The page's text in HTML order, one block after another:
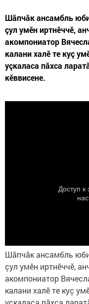
Шăпчăк ансамбль
çул умӗн иртнӗччӗ,
акомпониатор
калани халӗ те куç
уçкаласа пăхса
кӗввисене.
Шăпчăк ансамбль
çул умӗн иртнӗччӗ,
акомпониатор
калани халӗ те куç